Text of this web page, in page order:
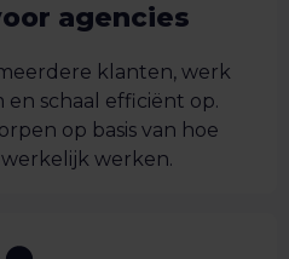
agencies
klanten, werk
en schaal efficiënt op.
op basis van hoe
werken.